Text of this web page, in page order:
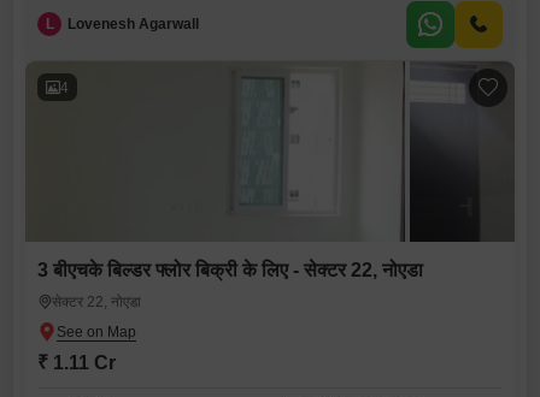
L Lovenesh Agarwall
4
3 बीएचके बिल्डर फ्लोर बिक्री के लिए - सेक्टर 22, नोएडा
सेक्टर 22, नोएडा
₹ 1.11 Cr